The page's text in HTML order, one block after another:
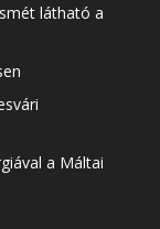
látható a
a Máltai